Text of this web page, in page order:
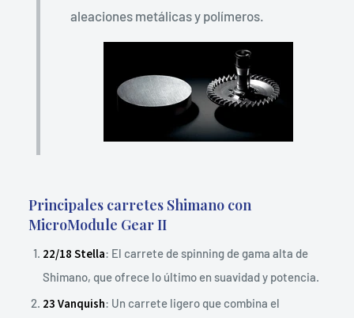
aleaciones metálicas y polímeros.
Principales carretes Shimano con
MicroModule Gear II
22/18 Stella: El carrete de spinning de gama alta de
Shimano, que ofrece lo último en suavidad y potencia.
23 Vanquish: Un carrete ligero que combina el